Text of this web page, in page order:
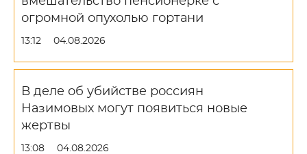
огромной опухолью гортани
13:12 04.08.2026
В деле об убийстве россиян
Назимовых могут появиться новые
жертвы
13:08 04.08.2026